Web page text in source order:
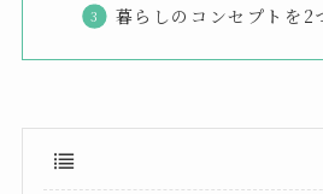
暮らしのコンセプトを2